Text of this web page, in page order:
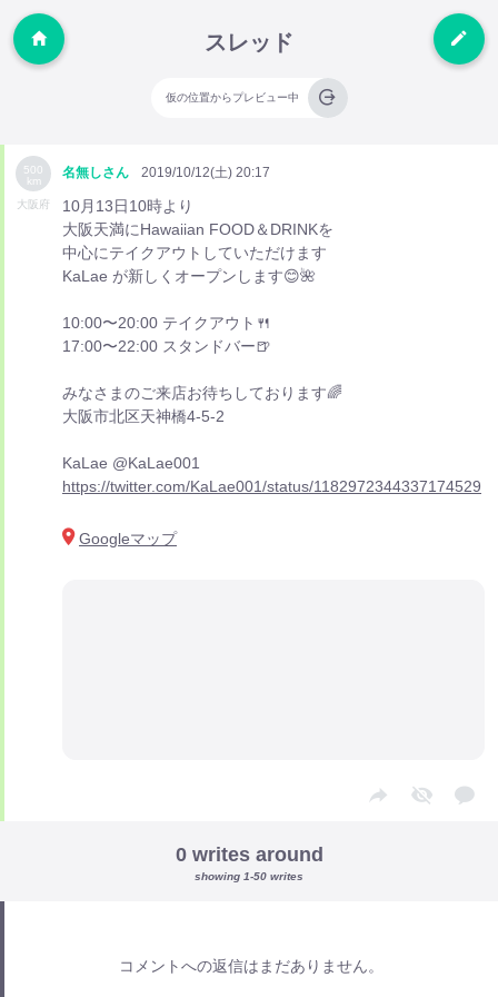
スレッド
仮の位置からプレビュー中
500
km
大阪府
名無しさん 2019/10/12(土) 20:17
10月13日10時より
大阪天満にHawaiian FOOD＆DRINKを
中心にテイクアウトしていただけます
KaLae が新しくオープンします😊🌺
10:00〜20:00 テイクアウト🍴
17:00〜22:00 スタンドバー🍺
みなさまのご来店お待ちしております🌈
大阪市北区天神橋4-5-2
KaLae @KaLae001
https://twitter.com/KaLae001/status/1182972344337174529
Googleマップ
0 writes around
showing 1-50 writes
コメントへの返信はまだありません。